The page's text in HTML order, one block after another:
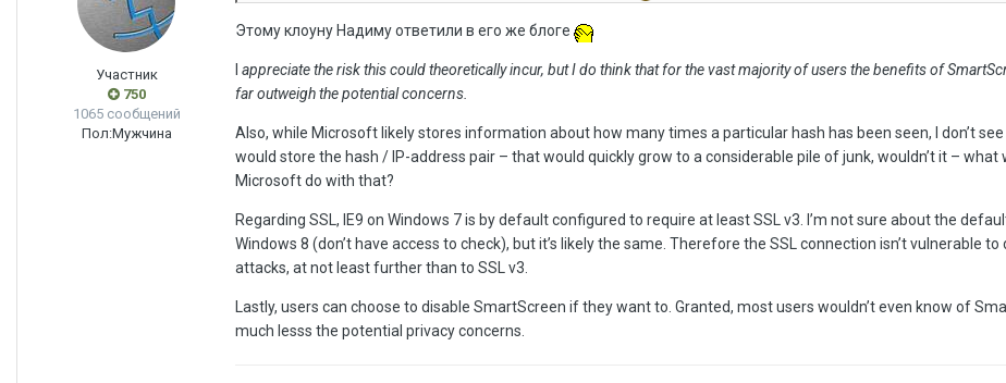
Участник
750
1065 сообщений
Пол:Мужчина
Этому клоуну Надиму ответили в его же блоге
appreciate the risk this could theoretically incur, but I do think that for the vast majority of users the benefits of
far outweigh the potential concerns.
Also, while Microsoft likely stores information about how many times a particular hash has been seen, I don’t
would store the hash / IP-address pair – that would quickly grow to a considerable pile of junk, wouldn’t it – what
Microsoft do with that?
Regarding SSL, IE9 on Windows 7 is by default configured to require at least SSL v3. I’m not sure about the
Windows 8 (don’t have access to check), but it’s likely the same. Therefore the SSL connection isn’t vulnerable to
attacks, at not least further than to SSL v3.
Lastly, users can choose to disable SmartScreen if they want to. Granted, most users wouldn’t even know of
much lesss the potential privacy concerns.